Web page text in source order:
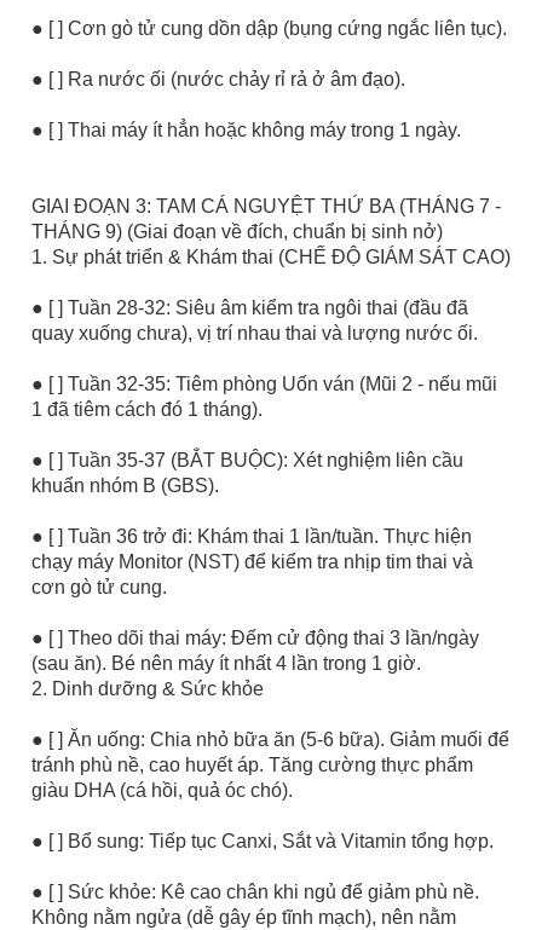
● [ ] Cơn gò tử cung dồn dập (bụng cứng ngắc liên tục).
● [ ] Ra nước ối (nước chảy rỉ rả ở âm đạo).
● [ ] Thai máy ít hẳn hoặc không máy trong 1 ngày.
GIAI ĐOẠN 3: TAM CÁ NGUYỆT THỨ BA (THÁNG 7 -
THÁNG 9) (Giai đoạn về đích, chuẩn bị sinh nở)
1. Sự phát triển & Khám thai (CHẾ ĐỘ GIÁM SÁT CAO)
● [ ] Tuần 28-32: Siêu âm kiểm tra ngôi thai (đầu đã
quay xuống chưa), vị trí nhau thai và lượng nước ối.
● [ ] Tuần 32-35: Tiêm phòng Uốn ván (Mũi 2 - nếu mũi
1 đã tiêm cách đó 1 tháng).
● [ ] Tuần 35-37 (BẮT BUỘC): Xét nghiệm liên cầu
khuẩn nhóm B (GBS).
● [ ] Tuần 36 trở đi: Khám thai 1 lần/tuần. Thực hiện
chạy máy Monitor (NST) để kiểm tra nhịp tim thai và
cơn gò tử cung.
● [ ] Theo dõi thai máy: Đếm cử động thai 3 lần/ngày
(sau ăn). Bé nên máy ít nhất 4 lần trong 1 giờ.
2. Dinh dưỡng & Sức khỏe
● [ ] Ăn uống: Chia nhỏ bữa ăn (5-6 bữa). Giảm muối để
tránh phù nề, cao huyết áp. Tăng cường thực phẩm
giàu DHA (cá hồi, quả óc chó).
● [ ] Bổ sung: Tiếp tục Canxi, Sắt và Vitamin tổng hợp.
● [ ] Sức khỏe: Kê cao chân khi ngủ để giảm phù nề.
Không nằm ngửa (dễ gây ép tĩnh mạch), nên nằm